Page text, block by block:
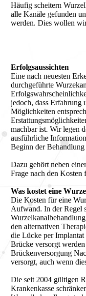
Häufig scheitern
alle Kanäle gefunden
werden. Dies wollen
Erfolgsaussichten
Eine nach neuesten
durchgeführte
jedoch, dass Erfahrung
Möglichkeiten
machbar ist. Wir legen
ausführliche
Beginn der Behandlung
Dazu gehört neben
Frage nach den Kosten
Was kostet eine
Die Kosten für eine
Aufwand. In der Regel
den alternativen
die Lücke per
Brücke versorgt
Brückenversorgung
versorgt, auch wenn
Die seit 2004 gültigen
Krankenkasse